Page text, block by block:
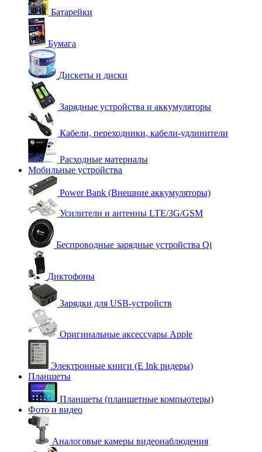
Батарейки
Бумага
Дискеты и диски
Зарядные устройства и аккумуляторы
Кабели, переходники, кабели-удлинители
Расходные материалы
Мобильные устройства
Power Bank (Внешние аккумуляторы)
Усилители и антенны LTE/3G/GSM
Беспроводные зарядные устройства Qi
Диктофоны
Зарядки для USB-устройств
Оригинальные аксессуары Apple
Электронные книги (E Ink ридеры)
Планшеты
Планшеты (планшетные компьютеры)
Фото и видео
Аналоговые камеры видеонаблюдения